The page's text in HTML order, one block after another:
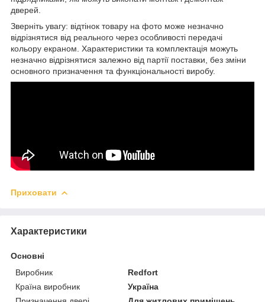
дверей.
Зверніть увагу: відтінок товару на фото може незначно
відрізнятися від реального через особливості передачі
кольору екраном. Характеристики та комплектація можуть
незначно відрізнятися залежно від партії поставки, без зміни
основного призначення та функціональності виробу.
Приховати
Характеристики
Основні
Виробник
Redfort
Країна виробник
Україна